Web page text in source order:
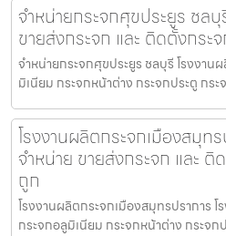
จำหน่ายกระจกศุขประยูร ชล
ขายส่งกระจก และ ติดตั้งกร
จำหน่ายกระจกศุขประยูร ชลบุรี โรงงาน
มิเนียม กระจกหน้าต่าง กระจกประตู กร
โรงงานผลิตกระจกเมืองสมุท
จำหน่าย ขายส่งกระจก และ
ถูก
โรงงานผลิตกระจกเมืองสมุทรปราการ โ
กระจกอลูมิเนียม กระจกหน้าต่าง กระจ